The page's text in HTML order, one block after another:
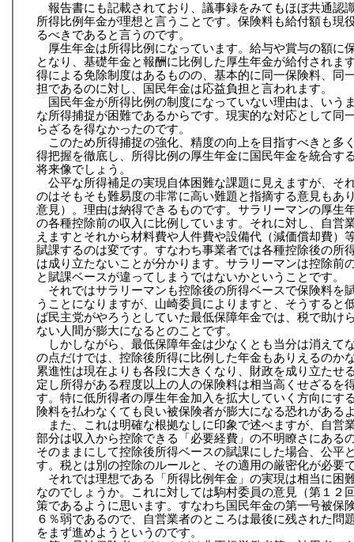
報告書にも記載されており、議事録をみてもほぼ共通認
所得比例年金が理想と言うことです。保険料も給付額も現
るべきであると言うのです。
厚生年金は所得比例になっています。給与や賞与の額に
となり、基礎年金と報酬に比例した厚生年金が給付されま
得による免除制度はあるものの、基本的に同一保険料、同
担であるのに対し、国民年金は応益負担と言われます。
国民年金が所得比例の制度になっていない理由は、いう
な所得捕捉が困難であるからです。現実的な対応として同
らざるを得なかったのです。
このため所得捕捉の強化、精度の向上を目指すべきと多
得把握を徹底し、所得比例の厚生年金に国民年金を統合す
将来像でしょう。
公平な所得補足の実現自体困難な課題に見えますが、そ
のはそもそも難易度の非常に高い難題と指摘する意見もあ
意見）。理由は納得できるものです。サラリーマンの厚生
の各種控除前の収入に比例しています。それに対し、自営
えますとそれから材料費や人件費や設備代（減価償却費）
賦課するのは変です。すなわち事業者では各種控除後の所
は成り立たないことが分かります。サラリーマンは控除前
と賦課ベースが違ってしまうではないかということです。
それではサラリーマンも控除後の所得ベースで保険料を
うことになりますが、山崎委員によりますと、そうすると
ば民主党がやろうとしていた最低保障年金では、税で助け
ない人間が膨大になるとのことです。
しかしながら、最低保障年金は少なくとも当分は消えて
の点だけでは、控除後所得に比例した年金もありえるのか
累進性は現在よりも各段に大きくなり、財政を成り立たせ
定し所得がある程度以上の人の保険料は相当高くせざるを
す。特に低所得者の厚生年金加入を拡大していく方向にす
険料を払わなくても良い被保険者が膨大になる恐れがある
また、これは明確な根拠なしに印象で述べますが、自営
部分は収入から控除できる「必要経費」の不明瞭さにある
そのままにして控除後所得ベースの賦課にした場合、公平
す。税とは別の控除のルールと、その適用の厳密化が必要
それでは理想である「所得比例年金」の実現は相当に困
なのでしょうか。これに対しては駒村委員の意見（第１２
策であるように思います。すなわち国民年金の第一号被保
６％弱であるので、自営業者のところは最後に残された問
をまず進めようというのです。